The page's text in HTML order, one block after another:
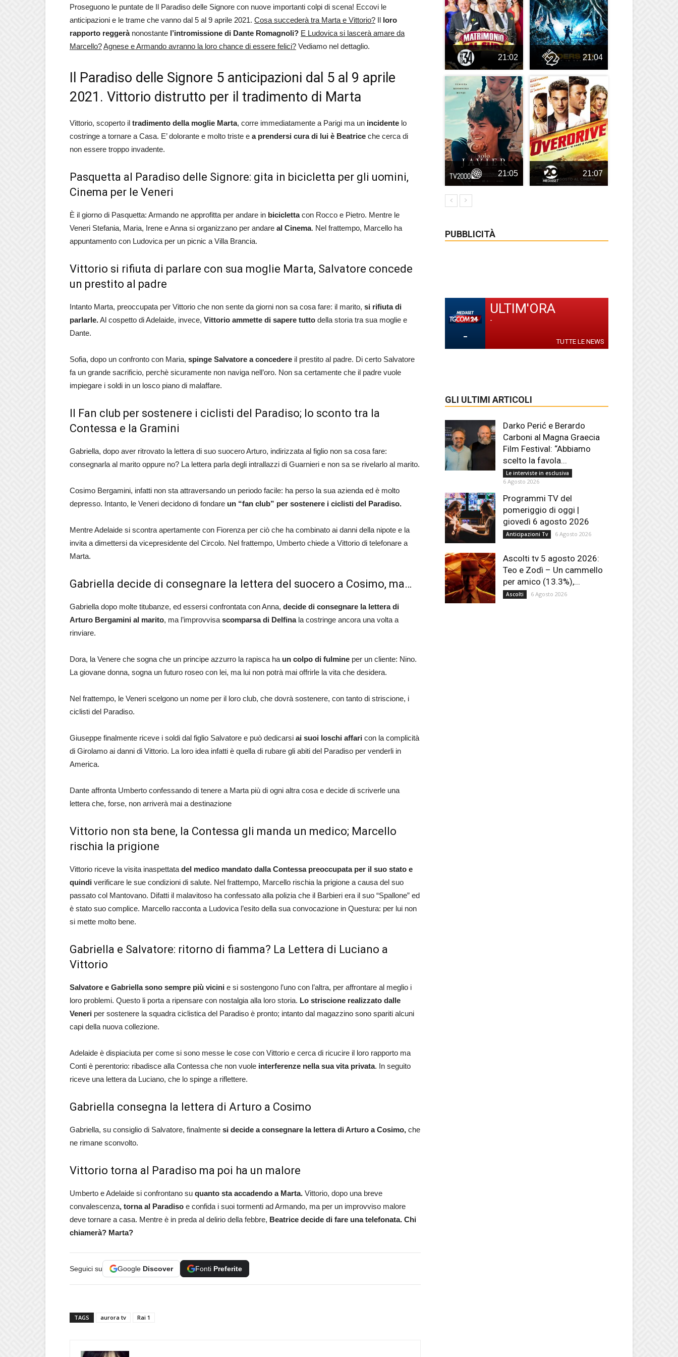
Proseguono le puntate de Il Paradiso delle Signore con nuove importanti colpi di scena! Eccovi le
anticipazioni e le trame che vanno dal 5 al 9 aprile 2021. Cosa succederà tra Marta e Vittorio? Il loro
rapporto reggerànonostante l’intromissione di Dante Romagnoli? E Ludovica si lascerà amare da
Marcello?Agnese e Armando avranno la loro chance di essere felici? Vediamo nel dettaglio.
Il Paradiso delle Signore 5 anticipazioni dal 5 al 9 aprile
2021. Vittorio distrutto per il tradimento di Marta
Vittorio, scoperto il tradimento della moglie Marta, corre immediatamente a Parigi ma un incidente lo
costringe a tornare a Casa. E’ dolorante e molto triste e a prendersi cura di lui è Beatrice che cerca di
non essere troppo invadente.
Pasquetta al Paradiso delle Signore: gita in bicicletta per gli uomini,
Cinema per le Veneri
È il giorno di Pasquetta: Armando ne approfitta per andare in biciclettacon Rocco e Pietro. Mentre le
Veneri Stefania, Maria, Irene e Anna si organizzano per andare al Cinema. Nel frattempo, Marcello ha
appuntamento con Ludovica per un picnic a Villa Brancia.
Vittorio si rifiuta di parlare con sua moglie Marta, Salvatore concede
un prestito al padre
Intanto Marta, preoccupata per Vittorio che non sente da giorni non sa cosa fare: il marito, si rifiuta di
parlarle.Al cospetto di Adelaide, invece, Vittorio ammette di sapere tutto della storia tra sua moglie e
Dante.
Sofia, dopo un confronto con Maria, spinge Salvatore a concedere il prestito al padre. Di certo Salvatore
fa un grande sacrificio, perchè sicuramente non naviga nell’oro. Non sa certamente che il padre vuole
impiegare i soldi in un losco piano di malaffare.
Il Fan club per sostenere i ciclisti del Paradiso; lo sconto tra la
Contessa e la Gramini
Gabriella, dopo aver ritrovato la lettera di suo suocero Arturo, indirizzata al figlio non sa cosa fare:
consegnarla al marito oppure no? La lettera parla degli intrallazzi di Guarnieri e non sa se rivelarlo al marito.
Cosimo Bergamini, infatti non sta attraversando un periodo facile: ha perso la sua azienda ed è molto
depresso. Intanto, le Veneri decidono di fondare un “fan club” per sostenere i ciclisti del Paradiso.
Mentre Adelaide si scontra apertamente con Fiorenza per ciò che ha combinato ai danni della nipote e la
invita a dimettersi da vicepresidente del Circolo. Nel frattempo, Umberto chiede a Vittorio di telefonare a
Marta.
Gabriella decide di consegnare la lettera del suocero a Cosimo, ma…
Gabriella dopo molte titubanze, ed essersi confrontata con Anna, decide di consegnare la lettera di
Arturo Bergamini al marito, ma l’improvvisa scomparsa di Delfinala costringe ancora una volta a
rinviare.
Dora, la Venere che sogna che un principe azzurro la rapisca ha un colpo di fulmine per un cliente: Nino.
La giovane donna, sogna un futuro roseo con lei, ma lui non potrà mai offrirle la vita che desidera.
Nel frattempo, le Veneri scelgono un nome per il loro club, che dovrà sostenere, con tanto di striscione, i
ciclisti del Paradiso.
Giuseppe finalmente riceve i soldi dal figlio Salvatore e può dedicarsi ai suoi loschi affari con la complicità
di Girolamo ai danni di Vittorio. La loro idea infatti è quella di rubare gli abiti del Paradiso per venderli in
America.
Dante affronta Umberto confessando di tenere a Marta più di ogni altra cosa e decide di scriverle una
lettera che, forse, non arriverà mai a destinazione
Vittorio non sta bene, la Contessa gli manda un medico; Marcello
rischia la prigione
Vittorio riceve la visita inaspettata del medico mandato dalla Contessa preoccupata per il suo stato e
quindi verificare le sue condizioni di salute. Nel frattempo, Marcello rischia la prigione a causa del suo
passato col Mantovano. Difatti il malavitoso ha confessato alla polizia che il Barbieri era il suo “Spallone” ed
è stato suo complice. Marcello racconta a Ludovica l’esito della sua convocazione in Questura: per lui non
si mette molto bene.
Gabriella e Salvatore: ritorno di fiamma? La Lettera di Luciano a
Vittorio
Salvatore e Gabriella sono sempre più vicini e si sostengono l’uno con l’altra, per affrontare al meglio i
loro problemi. Questo li porta a ripensare con nostalgia alla loro storia. Lo striscione realizzato dalle
Veneri per sostenere la squadra ciclistica del Paradiso è pronto; intanto dal magazzino sono spariti alcuni
capi della nuova collezione.
Adelaide è dispiaciuta per come si sono messe le cose con Vittorio e cerca di ricucire il loro rapporto ma
Conti è perentorio: ribadisce alla Contessa che non vuole interferenze nella sua vita privata. In seguito
riceve una lettera da Luciano, che lo spinge a riflettere.
Gabriella consegna la lettera di Arturo a Cosimo
Gabriella, su consiglio di Salvatore, finalmente si decide a consegnare la lettera di Arturo a Cosimo, che
ne rimane sconvolto.
Vittorio torna al Paradiso ma poi ha un malore
Umberto e Adelaide si confrontano su quanto sta accadendo a Marta. Vittorio, dopo una breve
convalescenza, torna al Paradiso e confida i suoi tormenti ad Armando, ma per un improvviso malore
deve tornare a casa. Mentre è in preda al delirio della febbre, Beatrice decide di fare una telefonata. Chi
chiamerà? Marta?
Seguici su Google Discover Fonti Preferite
TAGS aurora tv Rai 1
21:02 21:04
21:05 21:07
PUBBLICITÀ
-
ULTIM'ORA
-
TUTTE LE NEWS
GLI ULTIMI ARTICOLI
Darko Perić e Berardo
Carboni al Magna Graecia
Film Festival: “Abbiamo
scelto la favola...
Le interviste in esclusiva
6 Agosto 2026
Programmi TV del
pomeriggio di oggi |
giovedì 6 agosto 2026
Anticipazioni Tv 6 Agosto 2026
Ascolti tv 5 agosto 2026:
Teo e Zodì – Un cammello
per amico (13.3%),...
Ascolti 6 Agosto 2026